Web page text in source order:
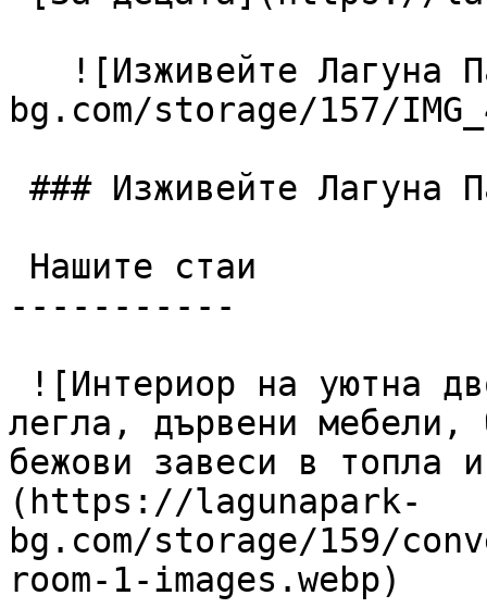
bg.com/storage/157/
-----------
легла, дървени мебели,
бежови завеси в топла
(https://lagunapark-
bg.com/storage/159/
room-1-images.webp)